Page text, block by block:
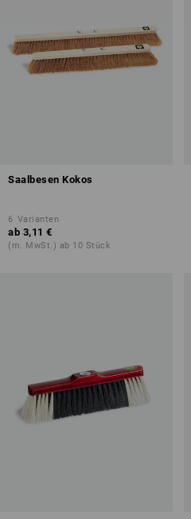
Saalbesen Kokos
6 Varianten
ab 3,11 €
(m. MwSt.) ab 10 Stück